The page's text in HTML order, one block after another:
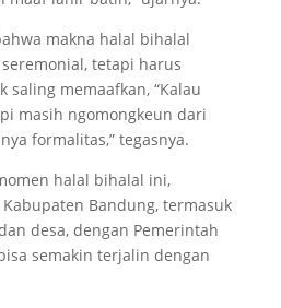
makna halal bihalal
tetapi harus
memaafkan, “Kalau
masih ngomongkeun dari
formalitas,” tegasnya.
halal bihalal ini,
Bandung, termasuk
desa, dengan Pemerintah
semakin terjalin dengan